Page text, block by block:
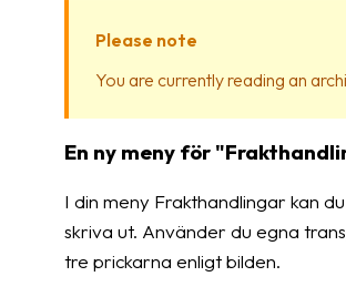
Please note
You are currently reading an
En ny meny för
I din meny Frakthandlingar kan
skriva ut. Använder du egna
tre prickarna enligt bilden.